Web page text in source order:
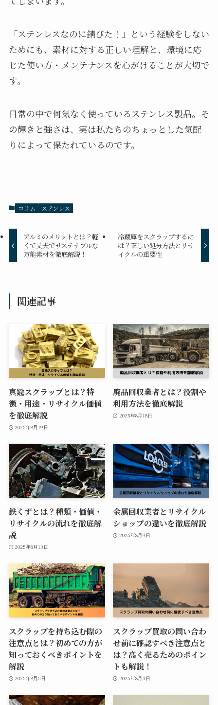
「ステンレスなのに錆びた！」という経験をしない
ためにも、素材に対する正しい理解と、環境に応
じた使い方・メンテナンスを心がけることが大切で
す。
日常の中で何気なく使っているステンレス製品。そ
の輝きと強さは、実は私たちのちょっとした気配
りによって保たれているのです。
コラム ステンレス
アルミのメリットとは？軽
くて丈夫でサステナブルな
万能素材を徹底解説！
冷蔵庫をスクラップするに
は？正しい処分方法とリサ
イクルの重要性
関連記事
真鍮スクラップとは？特
徴・用途・リサイクル価値
を徹底解説
2025年8月19日
廃品回収業者とは？役割や
利用方法を徹底解説
2025年8月18日
鉄くずとは？種類・価値・
リサイクルの流れを徹底解
説
2025年8月13日
金属回収業者とリサイクル
ショップの違いを徹底解説
2025年8月9日
スクラップを持ち込む際の
注意点とは？初めての方が
知っておくべきポイントを
解説
2025年8月5日
スクラップ買取の問い合わ
せ前に確認すべき注意点と
は？高く売るためのポイン
トも解説！
2025年8月3日